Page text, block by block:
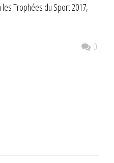
du Sport 2017,
0